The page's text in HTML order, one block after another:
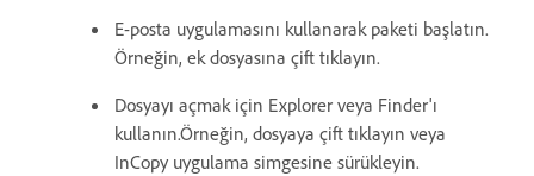
E-posta uygulamasını kullanarak paketi başlatın.
Örneğin, ek dosyasına çift tıklayın.
Dosyayı açmak için Explorer veya Finder'ı
kullanın.Örneğin, dosyaya çift tıklayın veya
InCopy uygulama simgesine sürükleyin.